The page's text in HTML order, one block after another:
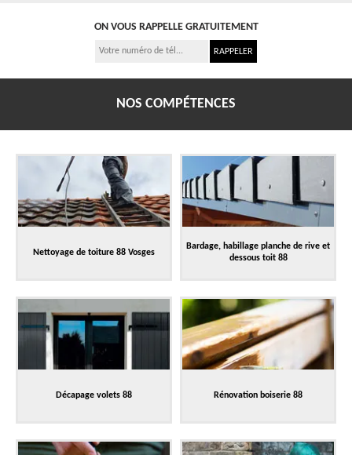
ON VOUS RAPPELLE GRATUITEMENT
NOS COMPÉTENCES
Nettoyage de toiture 88 Vosges
Bardage, habillage planche de rive et
dessous toit 88
Décapage volets 88 Rénovation boiserie 88